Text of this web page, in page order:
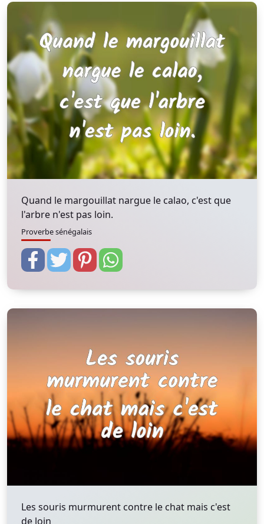
Quand le margouillat nargue le calao, c'est que
l'arbre n'est pas loin.
Proverbe sénégalais
Les souris murmurent contre le chat mais c'est
de loin